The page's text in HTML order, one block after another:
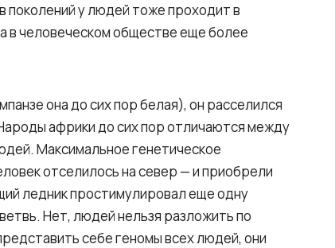
поколений у людей тоже проходит в
в человеческом обществе еще более
она до сих пор белая), он расселился
африки до сих пор отличаются между
Максимальное генетическое
отселилось на север — и приобрели
ледник простимулировал еще одну
Нет, людей нельзя разложить по
себе геномы всех людей, они